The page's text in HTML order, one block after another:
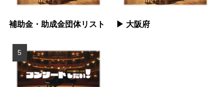
補助金・助成金団体リスト ▶︎ 大阪府